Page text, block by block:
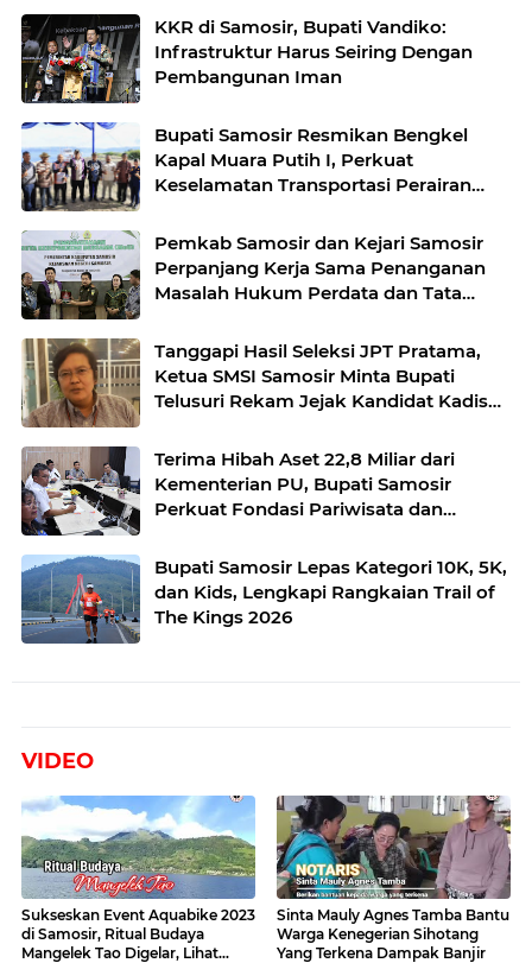
KKR di Samosir, Bupati Vandiko:
Infrastruktur Harus Seiring Dengan
Pembangunan Iman
Bupati Samosir Resmikan Bengkel
Kapal Muara Putih I, Perkuat
Keselamatan Transportasi Perairan
Pemkab Samosir dan Kejari Samosir
Perpanjang Kerja Sama Penanganan
Masalah Hukum Perdata dan Tata
Tanggapi Hasil Seleksi JPT Pratama,
Ketua SMSI Samosir Minta Bupati
Telusuri Rekam Jejak Kandidat Kadis
Terima Hibah Aset 22,8 Miliar dari
Kementerian PU, Bupati Samosir
Perkuat Fondasi Pariwisata dan
Bupati Samosir Lepas Kategori 10K, 5K,
dan Kids, Lengkapi Rangkaian Trail of
The Kings 2026
VIDEO
Sukseskan Event Aquabike 2023
di Samosir, Ritual Budaya
Mangelek Tao Digelar, Lihat
Sinta Mauly Agnes Tamba Bantu
Warga Kenegerian Sihotang
Yang Terkena Dampak Banjir